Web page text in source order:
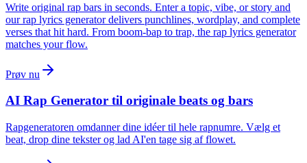
Write original rap bars in seconds. Enter a topic, vibe, or story and
our rap lyrics generator delivers punchlines, wordplay, and complete
verses that hit hard. From boom-bap to trap, the rap lyrics generator
matches your flow.
Prøv nu
AI Rap Generator til originale beats og bars
Rapgeneratoren omdanner dine idéer til hele rapnumre. Vælg et
beat, drop dine tekster og lad AI'en tage sig af flowet.